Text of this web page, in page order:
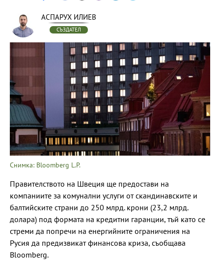
АСПАРУХ ИЛИЕВ
СЪЗДАТЕЛ
Снимка: Bloomberg L.P.
Правителството на Швеция ще предостави на
компаниите за комунални услуги от скандинавските и
балтийските страни до 250 млрд. крони (23,2 млрд.
долара) под формата на кредитни гаранции, тъй като се
стреми да попречи на енергийните ограничения на
Русия да предизвикат финансова криза, съобщава
Bloomberg.